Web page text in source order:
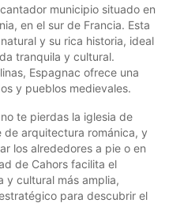
municipio situado en
en el sur de Francia. Esta
y su rica historia, ideal
tranquila y cultural.
Espagnac ofrece una
y pueblos medievales.
te pierdas la iglesia de
de arquitectura románica, y
los alrededores a pie o en
de Cahors facilita el
y cultural más amplia,
para descubrir el